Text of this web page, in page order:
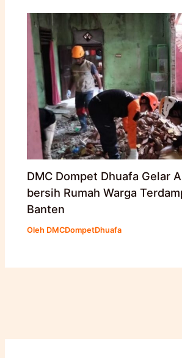
DMC Dompet Dhuafa Gelar
bersih Rumah Warga
Banten
Oleh DMCDompetDhuafa